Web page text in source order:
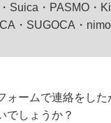
Suica・PASMO・
・SUGOCA・
ォームで連絡をした
でしょうか？